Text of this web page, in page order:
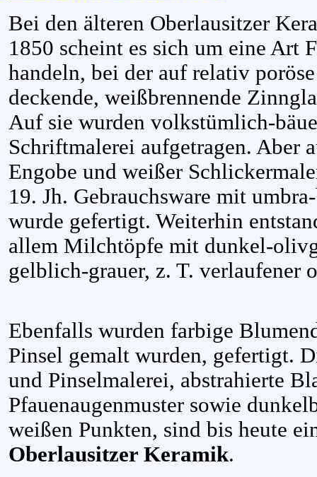
Bei den älteren Oberlausitzer
1850 scheint es sich um eine Art
handeln, bei der auf relativ
deckende, weißbrennende
Auf sie wurden volkstümlich-
Schriftmalerei aufgetragen. Aber
Engobe und weißer
19. Jh. Gebrauchsware mit
wurde gefertigt. Weiterhin
allem Milchtöpfe mit dunkel-
gelblich-grauer, z. T. verlaufener
Ebenfalls wurden farbige
Pinsel gemalt wurden, gefertigt.
und Pinselmalerei, abstrahierte
Pfauenaugenmuster sowie
weißen Punkten, sind bis heute
Oberlausitzer Keramik.